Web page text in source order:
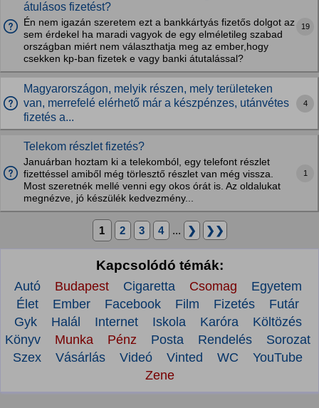
átulásos fizetést?
Én nem igazán szeretem ezt a bankkártyás fizetős dolgot az
sem érdekel ha maradi vagyok de egy elméletileg szabad
országban miért nem választhatja meg az ember,hogy
csekken kp-ban fizetek e vagy banki átutalással?
19
Magyarországon, melyik részen, mely területeken
van, merrefelé elérhető már a készpénzes, utánvétes
fizetés a...
4
Telekom részlet fizetés?
Januárban hoztam ki a telekomból, egy telefont részlet
fizettéssel amiből még törlesztő részlet van még vissza.
Most szeretnék mellé venni egy okos órát is. Az oldalukat
megnézve, jó készülék kedvezmény...
1
1 2 3 4 ... ❯ ❯❯
Kapcsolódó témák:
Autó Budapest Cigaretta Csomag
Egyetem
Élet
Ember Facebook Film Fizetés
Futár
Gyk
Halál Internet Iskola Karóra
Költözés
Könyv
Munka Pénz Posta Rendelés
Sorozat
Szex
Vásárlás Videó Vinted WC
YouTube
Zene